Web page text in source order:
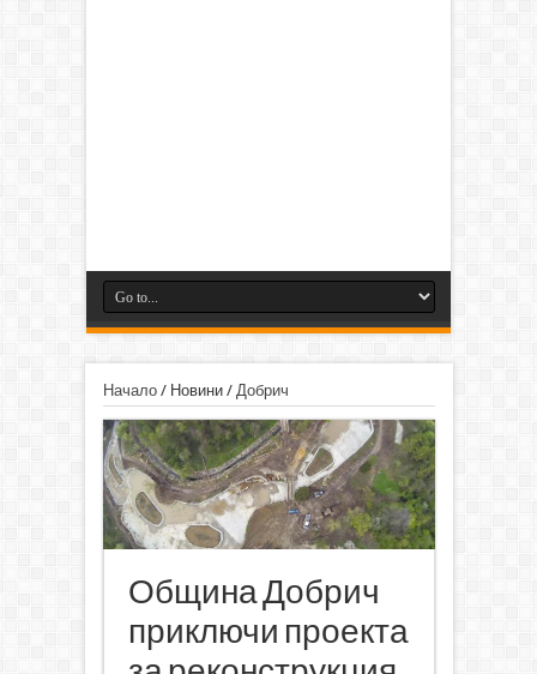
Начало/ Новини/ Добрич
Община Добрич
приключи проекта